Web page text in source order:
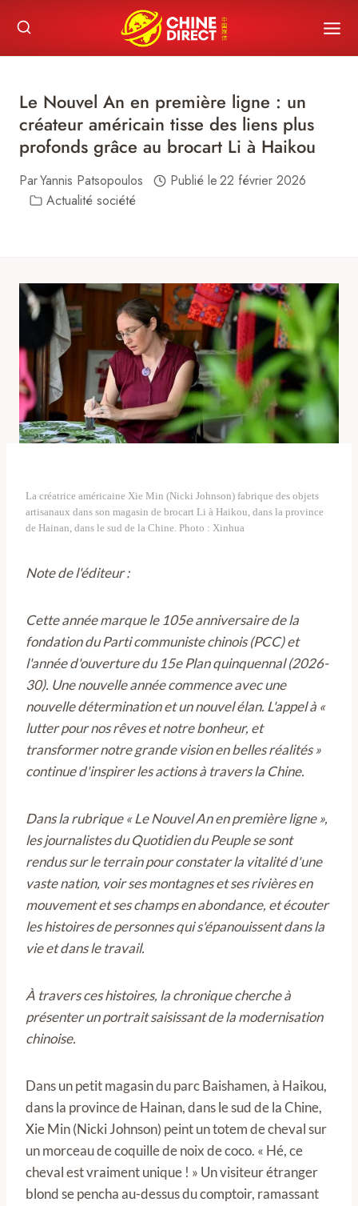
content
Le Nouvel An en première ligne : un
créateur américain tisse des liens plus
profonds grâce au brocart Li à Haikou
ParYannis Patsopoulos Publié le22 février 2026
Actualité société
La créatrice américaine Xie Min (Nicki Johnson) fabrique des objets
artisanaux dans son magasin de brocart Li à Haikou, dans la province
de Hainan, dans le sud de la Chine. Photo : Xinhua
Note de l'éditeur :
Cette année marque le 105e anniversaire de la
fondation du Parti communiste chinois (PCC) et
l'année d'ouverture du 15e Plan quinquennal (2026-
30). Une nouvelle année commence avec une
nouvelle détermination et un nouvel élan. L'appel à «
lutter pour nos rêves et notre bonheur, et
transformer notre grande vision en belles réalités »
continue d'inspirer les actions à travers la Chine.
Dans la rubrique « Le Nouvel An en première ligne »,
les journalistes du Quotidien du Peuple se sont
rendus sur le terrain pour constater la vitalité d'une
vaste nation, voir ses montagnes et ses rivières en
mouvement et ses champs en abondance, et écouter
les histoires de personnes qui s'épanouissent dans la
vie et dans le travail.
À travers ces histoires, la chronique cherche à
présenter un portrait saisissant de la modernisation
chinoise.
Dans un petit magasin du parc Baishamen, à Haikou,
dans la province de Hainan, dans le sud de la Chine,
Xie Min (Nicki Johnson) peint un totem de cheval sur
un morceau de coquille de noix de coco. « Hé, ce
cheval est vraiment unique ! » Un visiteur étranger
blond se pencha au-dessus du comptoir, ramassant